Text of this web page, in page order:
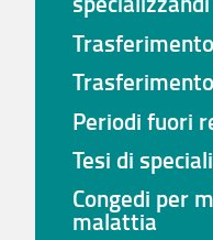
Periodi fuori
Tesi di
Congedi per
malattia